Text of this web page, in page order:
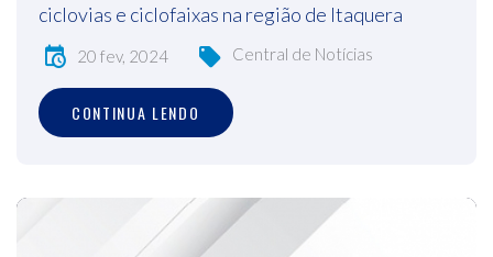
ciclovias e ciclofaixas na região de Itaquera
20 fev, 2024 Central de Notícias
CONTINUA LENDO